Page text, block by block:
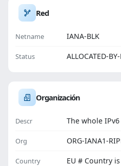
Red
Netname IANA-BLK
Status ALLOCATED-
Organización
Descr The whole
Org ORG-IANA1-
Country EU # Country